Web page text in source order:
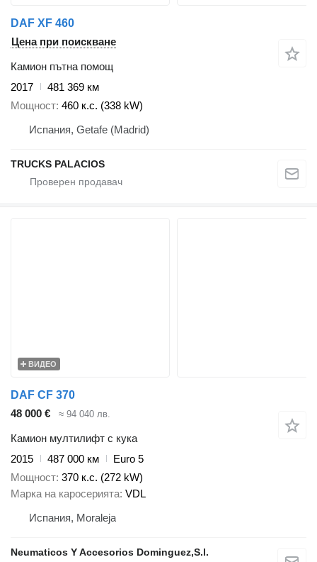
DAF XF 460
Цена при поискване
Камион пътна помощ
2017
481 369 км
Мощност 460 к.с. (338 kW)
Испания, Getafe (Madrid)
TRUCKS PALACIOS
ВИДЕО
DAF CF 370
48 000 €
≈ 94 040 лв.
Камион мултилифт с кука
2015
487 000 км
Euro 5
Мощност 370 к.с. (272 kW)
Марка на каросерията VDL
Испания, Moraleja
Neumaticos Y Accesorios Dominguez,S.l.